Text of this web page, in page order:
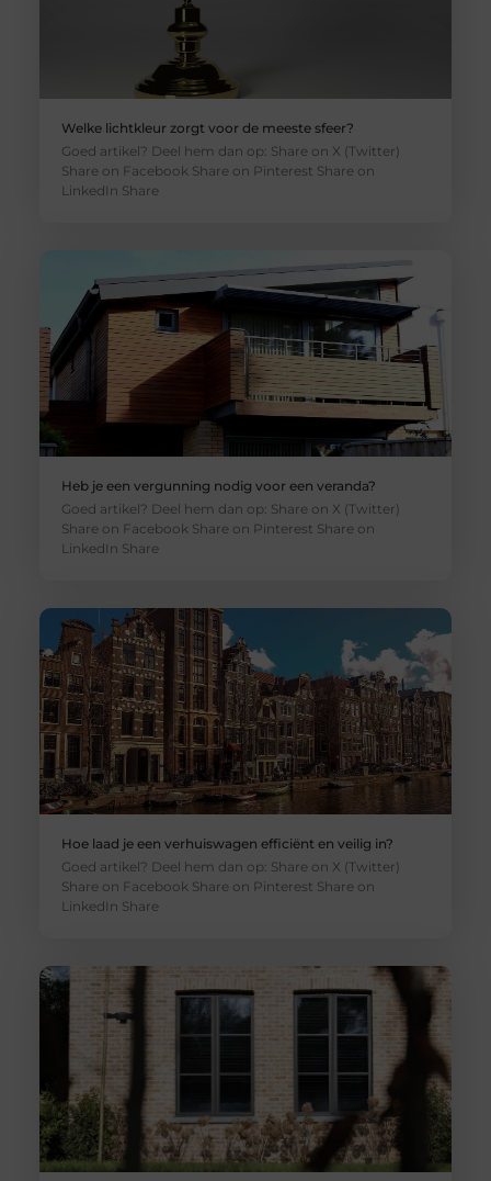
Welke lichtkleur zorgt voor de meeste sfeer?
Goed artikel? Deel hem dan op: Share on X (Twitter)
Share on Facebook Share on Pinterest Share on
LinkedIn Share
Heb je een vergunning nodig voor een veranda?
Goed artikel? Deel hem dan op: Share on X (Twitter)
Share on Facebook Share on Pinterest Share on
LinkedIn Share
Hoe laad je een verhuiswagen efficiënt en veilig in?
Goed artikel? Deel hem dan op: Share on X (Twitter)
Share on Facebook Share on Pinterest Share on
LinkedIn Share